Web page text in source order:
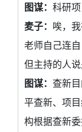
图谋： 科研
麦子： 唉，
老师自己连
但主持的人说
图谋： 查新
平查新、项
构根据查新